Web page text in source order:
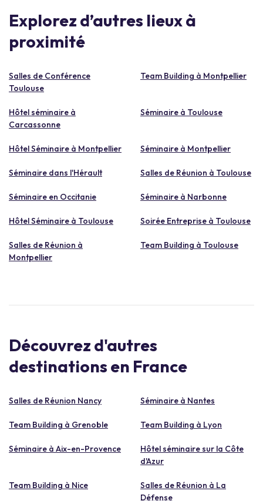
Explorez d’autres lieux à
proximité
Salles de Conférence
Toulouse
Team Building à Montpellier
Hôtel séminaire à
Carcassonne
Séminaire à Toulouse
Hôtel Séminaire à Montpellier Séminaire à Montpellier
Séminaire dans l'Hérault Salles de Réunion à Toulouse
Séminaire en Occitanie Séminaire à Narbonne
Hôtel Séminaire à Toulouse Soirée Entreprise à Toulouse
Salles de Réunion à
Montpellier
Team Building à Toulouse
Découvrez d'autres
destinations en France
Salles de Réunion Nancy Séminaire à Nantes
Team Building à Grenoble Team Building à Lyon
Séminaire à Aix-en-Provence
Hôtel séminaire sur la Côte
d'Azur
Team Building à Nice
Salles de Réunion à La
Défense